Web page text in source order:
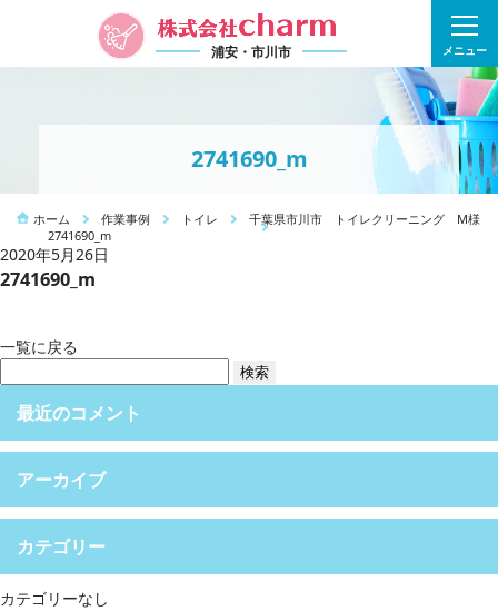
浦安・市川市 メニュー
2741690_m
ホーム 作業事例 トイレ
千葉県市川市 トイレクリーニング M様
2741690_m
2020年5月26日
2741690_m
一覧に戻る
索:
最近のコメント
アーカイブ
カテゴリー
カテゴリーなし